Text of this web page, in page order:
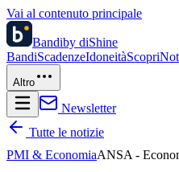
Vai al contenuto principale
Bandiby diShine
BandiScadenzeIdoneitàScopri
Altro
Newsletter
Tutte le notizie
PMI & EconomiaANSA -